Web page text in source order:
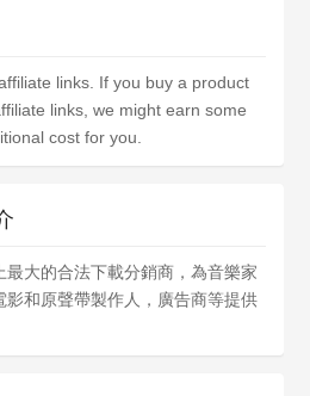
links. If you buy a product
links, we might earn some
cost for you.
大的合法下載分銷商，為音樂家
影和原聲帶製作人，廣告商等提供